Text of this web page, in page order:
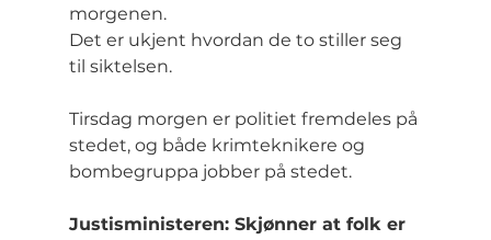
morgenen.
Det er ukjent hvordan de to stiller seg
til siktelsen.
Tirsdag morgen er politiet fremdeles på
stedet, og både krimteknikere og
bombegruppa jobber på stedet.
Justisministeren: Skjønner at folk er